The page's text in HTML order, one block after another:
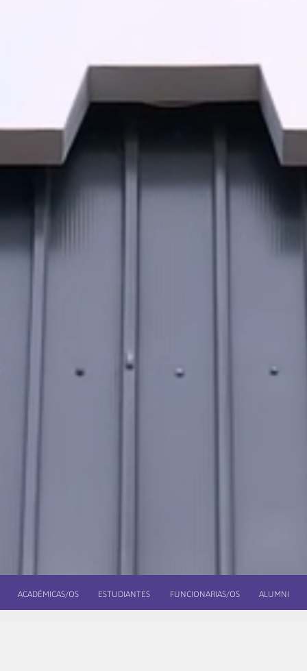
ACADÉMICAS/OS ESTUDIANTES FUNCIONARIAS/OS ALUMNI